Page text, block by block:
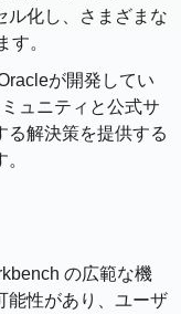
ル化し、さまざまな
す。
が開発してい
ュニティと公式サ
る解決策を提供する
の広範な機
能性があり、ユーザ